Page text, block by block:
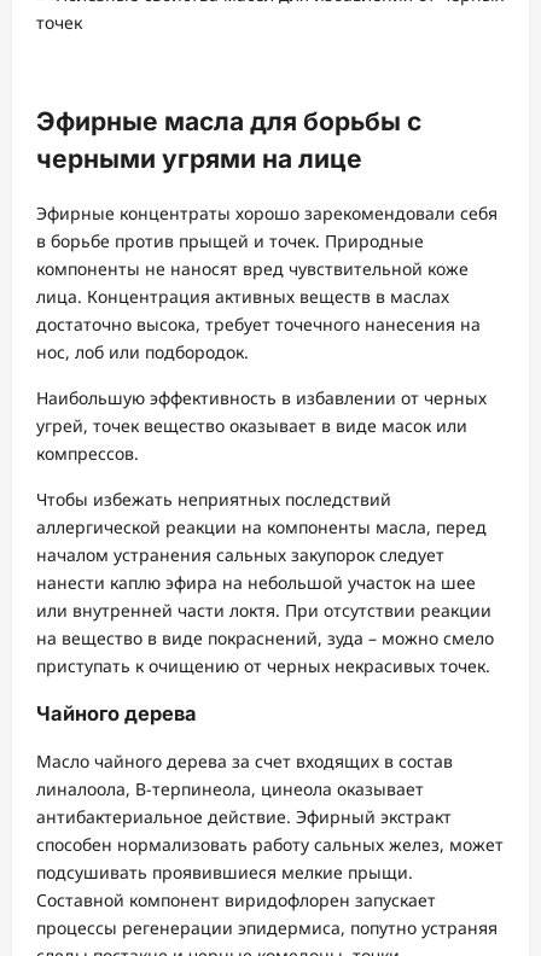
Эфирные масла для борьбы с
черными угрями на лице
Эфирные концентраты хорошо зарекомендовали себя
в борьбе против прыщей и точек. Природные
компоненты не наносят вред чувствительной коже
лица. Концентрация активных веществ в маслах
достаточно высока, требует точечного нанесения на
нос, лоб или подбородок.
Наибольшую эффективность в избавлении от черных
угрей, точек вещество оказывает в виде масок или
компрессов.
Чтобы избежать неприятных последствий
аллергической реакции на компоненты масла, перед
началом устранения сальных закупорок следует
нанести каплю эфира на небольшой участок на шее
или внутренней части локтя. При отсутствии реакции
на вещество в виде покраснений, зуда – можно смело
приступать к очищению от черных некрасивых точек.
Чайного дерева
Масло чайного дерева за счет входящих в состав
линалоола, В-терпинеола, цинеола оказывает
антибактериальное действие. Эфирный экстракт
способен нормализовать работу сальных желез, может
подсушивать проявившиеся мелкие прыщи.
Составной компонент виридофлорен запускает
процессы регенерации эпидермиса, попутно устраняя